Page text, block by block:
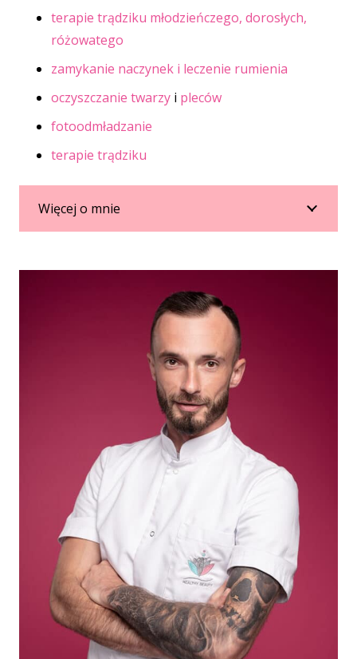
terapie trądziku młodzieńczego, dorosłych,
różowatego
zamykanie naczynek i leczenie rumienia
oczyszczanie twarzy i pleców
fotoodmładzanie
terapie trądziku
Więcej o mnie